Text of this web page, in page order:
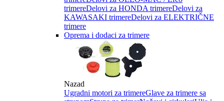
trimereDelovi za HONDA trimereDelovi za
KAWASAKI trimereDelovi za ELEKTRIČNE
trimere
Oprema i dodaci za trimere
Nazad
Ugradni motori za trimereGlave za trimere sa